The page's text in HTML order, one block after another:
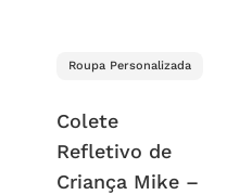
Roupa Personalizada
Colete
Refletivo de
Criança Mike –